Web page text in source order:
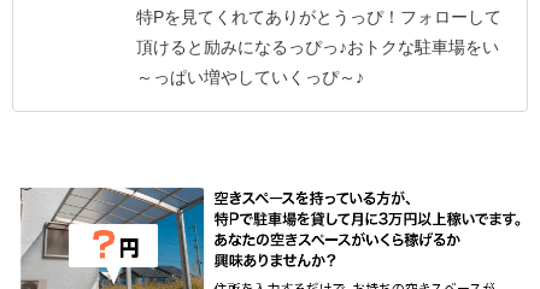
特Pを見てくれてありがとうっぴ！ フォローして
頂けると励みになるっぴっ♪おトクな駐車場をい
～っぱい増やしていくっぴ～♪